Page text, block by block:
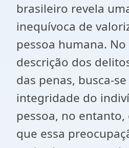
brasileiro revela
inequívoca de
pessoa humana.
descrição dos
das penas, busca-
integridade do
pessoa, no
que essa